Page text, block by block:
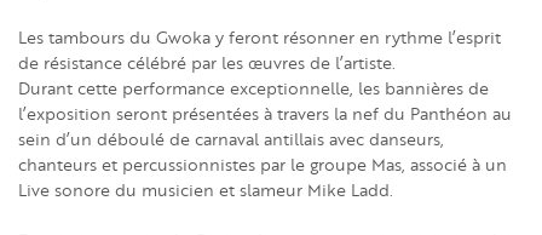
Les tambours du Gwoka y feront résonner en rythme l’esprit
de résistance célébré par les œuvres de l’artiste.
Durant cette performance exceptionnelle, les bannières de
l’exposition seront présentées à travers la nef du Panthéon au
sein d’un déboulé de carnaval antillais avec danseurs,
chanteurs et percussionnistes par le groupe Mas, associé à un
Live sonore du musicien et slameur Mike Ladd.